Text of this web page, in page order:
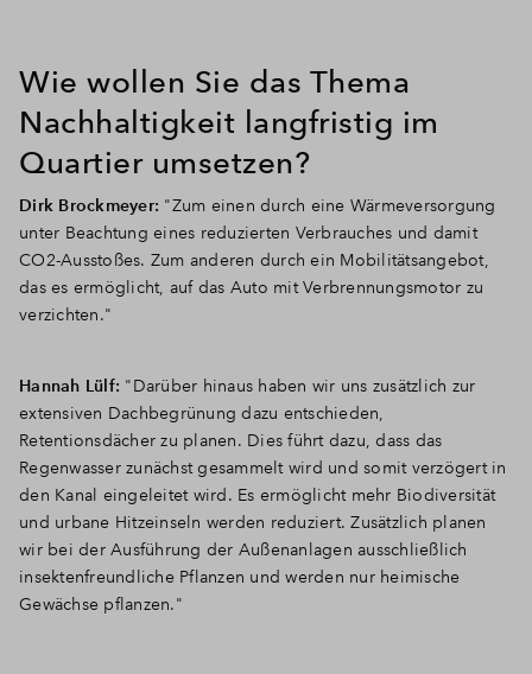
Wie wollen Sie das Thema
Nachhaltigkeit langfristig im
Quartier umsetzen?
Dirk Brockmeyer: "Zum einen durch eine Wärmeversorgung
unter Beachtung eines reduzierten Verbrauches und damit
CO2-Ausstoßes. Zum anderen durch ein Mobilitätsangebot,
das es ermöglicht, auf das Auto mit Verbrennungsmotor zu
verzichten."
Hannah Lülf: "Darüber hinaus haben wir uns zusätzlich zur
extensiven Dachbegrünung dazu entschieden,
Retentionsdächer zu planen. Dies führt dazu, dass das
Regenwasser zunächst gesammelt wird und somit verzögert in
den Kanal eingeleitet wird. Es ermöglicht mehr Biodiversität
und urbane Hitzeinseln werden reduziert. Zusätzlich planen
wir bei der Ausführung der Außenanlagen ausschließlich
insektenfreundliche Pflanzen und werden nur heimische
Gewächse pflanzen."